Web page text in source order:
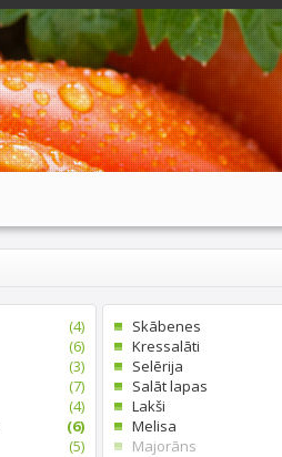
(4)
(6)
(3)
(7)
(4)
(6)
(5)
Skābenes
Kressalāti
Selērija
Salāt lapas
Lakši
Melisa
Majorāns